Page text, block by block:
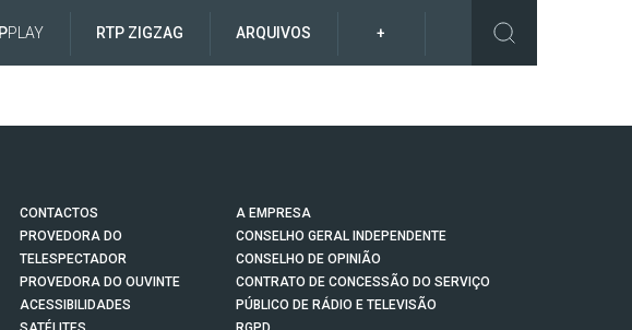
PLAY RTP ZIGZAG ARQUIVOS +
CONTACTOS
PROVEDORA DO
TELESPECTADOR
PROVEDORA DO OUVINTE
ACESSIBILIDADES
A EMPRESA
CONSELHO GERAL INDEPENDENTE
CONSELHO DE OPINIÃO
CONTRATO DE CONCESSÃO DO SERVIÇO
PÚBLICO DE RÁDIO E TELEVISÃO